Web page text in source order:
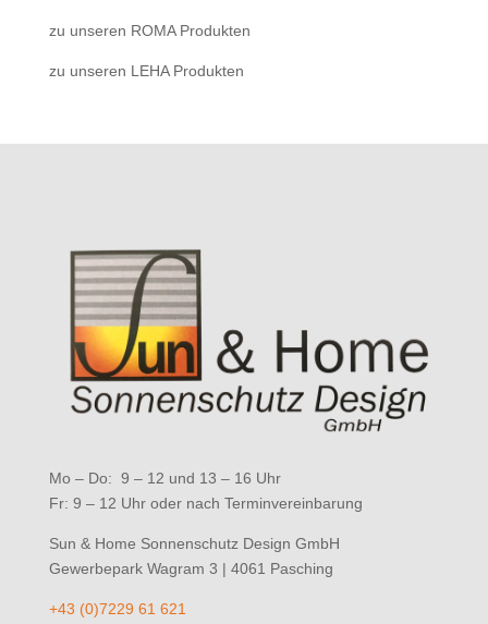
zu unseren ROMA Produkten
zu unseren LEHA Produkten
Mo – Do: 9 – 12 und 13 – 16 Uhr
Fr: 9 – 12 Uhr oder nach Terminvereinbarung
Sun & Home Sonnenschutz Design GmbH
Gewerbepark Wagram 3 | 4061 Pasching
+43 (0)7229 61 621